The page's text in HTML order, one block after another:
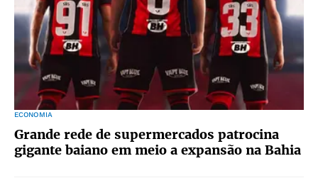
ECONOMIA
Grande rede de supermercados patrocina
gigante baiano em meio a expansão na Bahia